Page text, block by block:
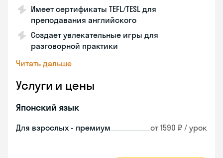
Имеет сертификаты TEFL/TESL для
преподавания английского
Создает увлекательные игры для
разговорной практики
Читать дальше
Услуги и цены
Японский язык
Для взрослых - премиум от 1590 ₽ / урок